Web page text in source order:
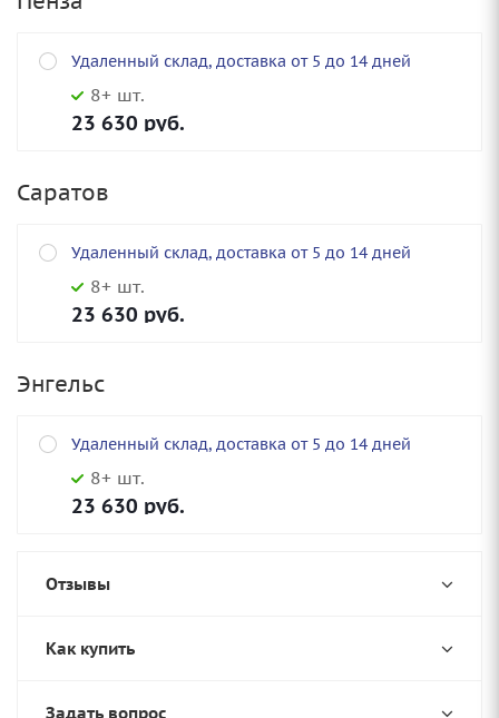
Удаленный склад, доставка от 5 до 14 дней
8+ шт.
23 630 руб.
Саратов
Удаленный склад, доставка от 5 до 14 дней
8+ шт.
23 630 руб.
Энгельс
Удаленный склад, доставка от 5 до 14 дней
8+ шт.
23 630 руб.
Отзывы
Как купить
Задать вопрос